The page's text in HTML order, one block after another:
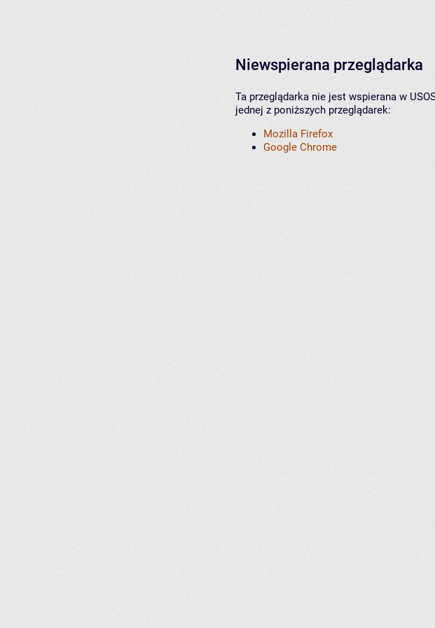
Niewspierana przeglądarka
Ta przeglądarka nie jest wspierana w
jednej z poniższych przeglądarek:
Mozilla Firefox
Google Chrome